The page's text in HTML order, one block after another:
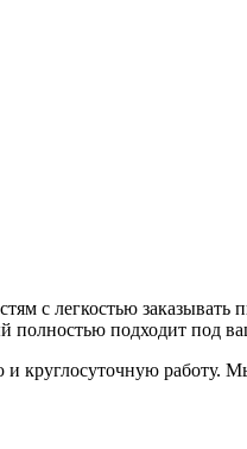
с легкостью заказывать
полностью подходит под
круглосуточную работу.